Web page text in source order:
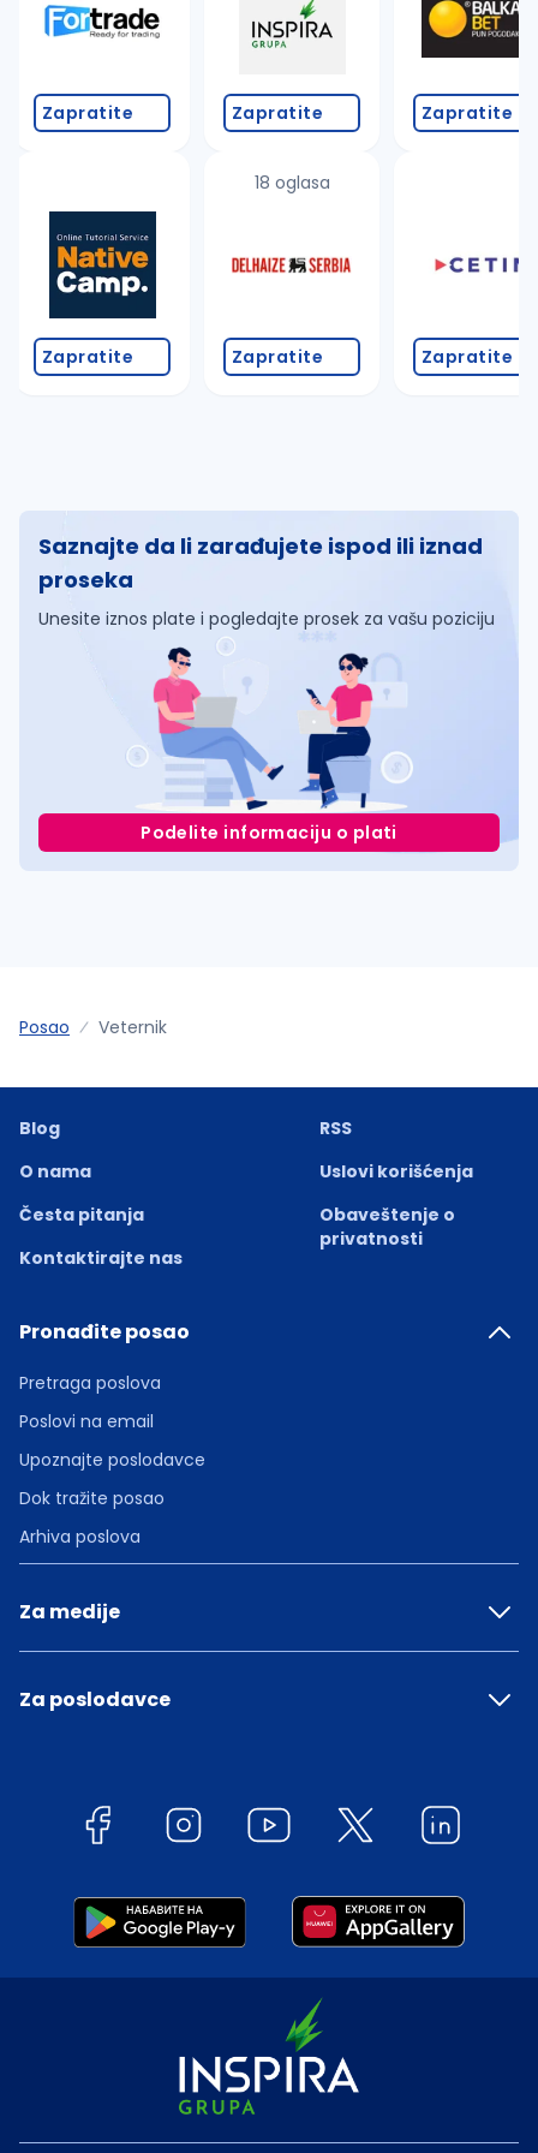
Zapratite
Zapratite
Zapratite
18 oglasa
Zapratite
Zapratite
Zapratite
Saznajte da li zarađujete ispod ili iznad
proseka
Unesite iznos plate i pogledajte prosek za vašu poziciju
Podelite informaciju o plati
Posao Veternik
Blog
O nama
Česta pitanja
Kontaktirajte nas
RSS
Uslovi korišćenja
Obaveštenje o
privatnosti
Pronađite posao
Pretraga poslova
Poslovi na email
Upoznajte poslodavce
Dok tražite posao
Arhiva poslova
Za medije
Za poslodavce